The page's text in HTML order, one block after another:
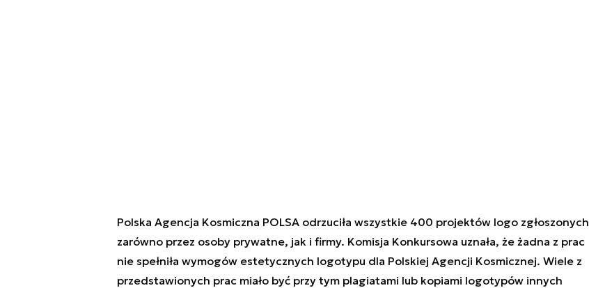
Polska Agencja Kosmiczna POLSA odrzuciła wszystkie 400 projektów logo zgłoszonych
zarówno przez osoby prywatne, jak i firmy. Komisja Konkursowa uznała, że żadna z prac
nie spełniła wymogów estetycznych logotypu dla Polskiej Agencji Kosmicznej. Wiele z
przedstawionych prac miało być przy tym plagiatami lub kopiami logotypów innych